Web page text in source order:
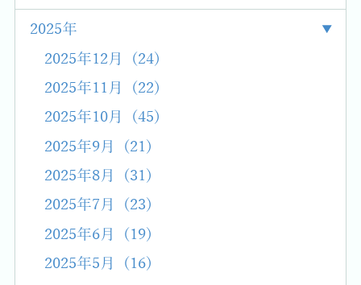
2025年
2025年12月 (24)
2025年11月 (22)
2025年10月 (45)
2025年9月 (21)
2025年8月 (31)
2025年7月 (23)
2025年6月 (19)
2025年5月 (16)